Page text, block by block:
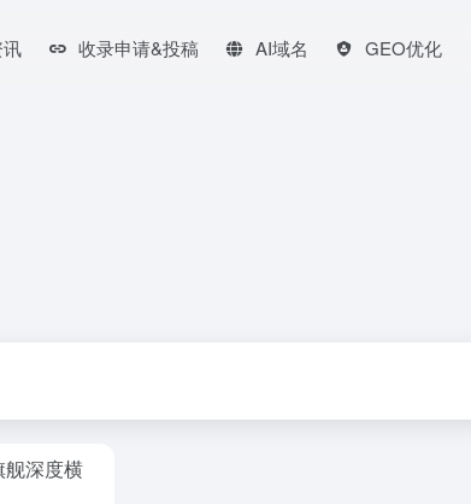
收录申请&投稿 AI域名 GEO优化
深度横